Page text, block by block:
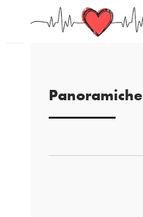
Panoramiche